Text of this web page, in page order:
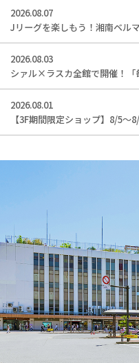
2026.08.07
Jリーグを楽しもう！湘南ベル
2026.08.03
シァル×ラスカ全館で開催！「
2026.08.01
【3F期間限定ショップ】8/5～